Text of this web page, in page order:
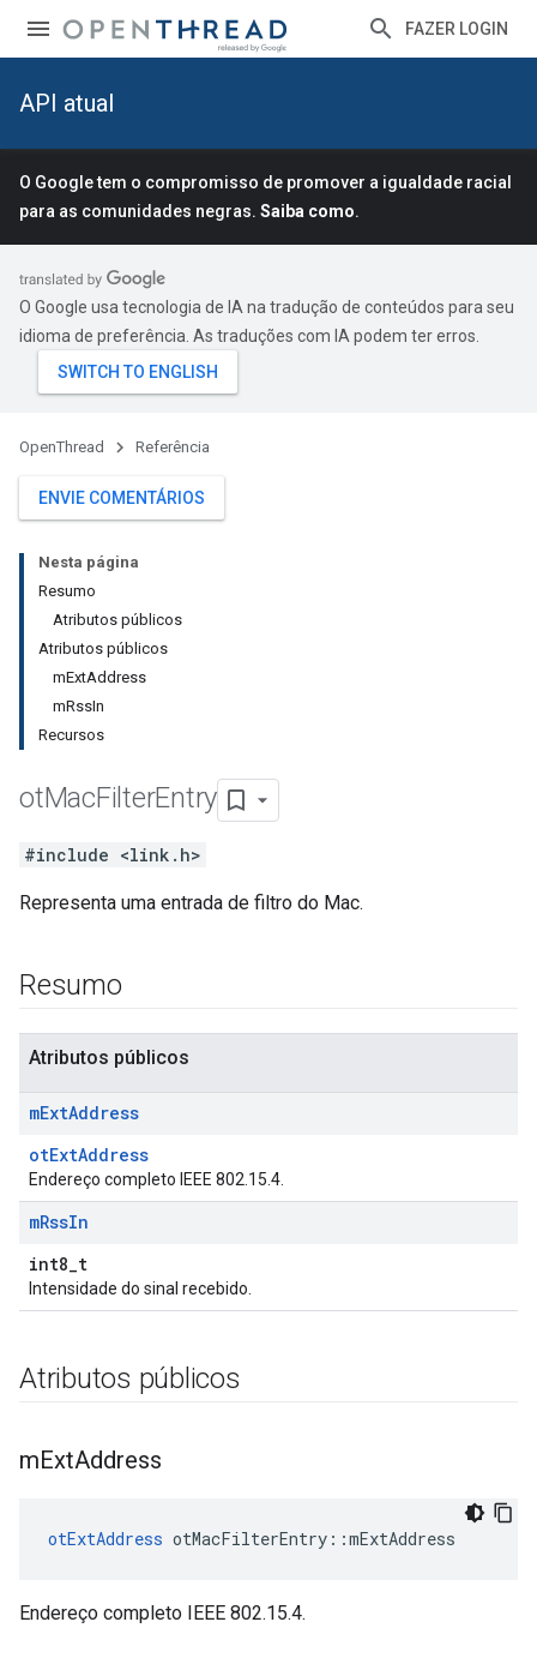
FAZER LOGIN
API atual
O Google tem o compromisso de promover a igualdade racial
para as comunidades negras. Saiba como.
O Google usa tecnologia de IA na tradução de conteúdos para seu
idioma de preferência. As traduções com IA podem ter erros.
OpenThread Referência
ENVIE COMENTÁRIOS
Nesta página
Resumo
Atributos públicos
Atributos públicos
mExtAddress
mRssIn
Recursos
otMacFilterEntry
#include <link.h>
Representa uma entrada de filtro do Mac.
Resumo
Atributos públicos
mExtAddress
otExtAddress
Endereço completo IEEE 802.15.4.
mRssIn
int8_t
Intensidade do sinal recebido.
Atributos públicos
mExtAddress
otExtAddress otMacFilterEntry ::mExtAddress
Endereço completo IEEE 802.15.4.